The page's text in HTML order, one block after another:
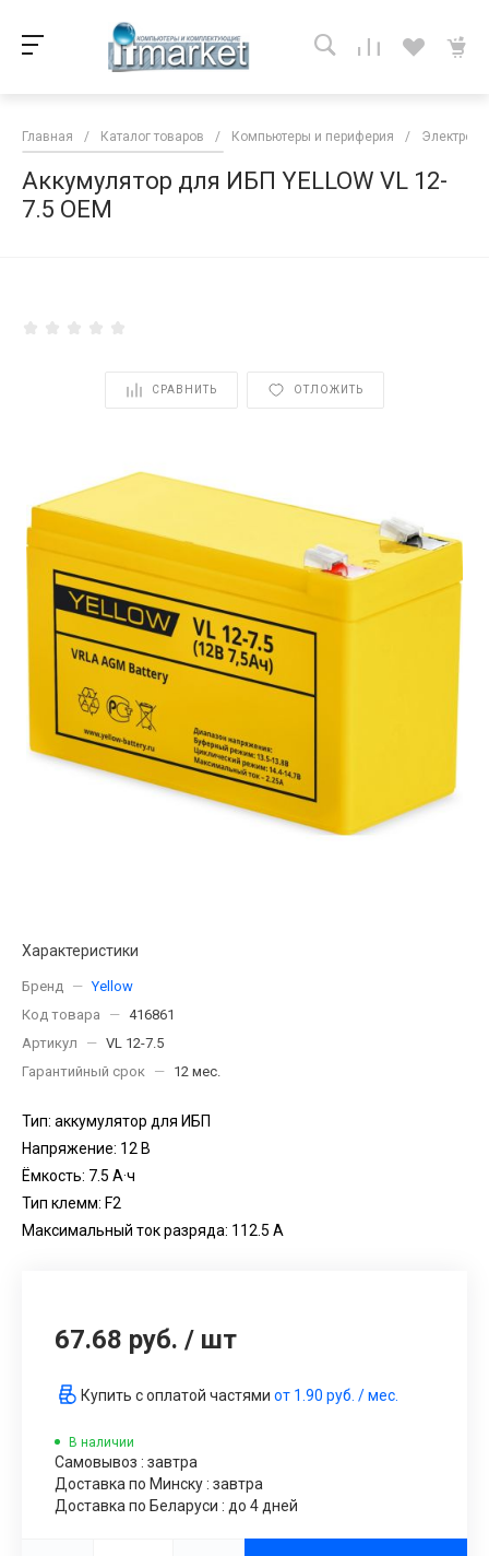
Главная / Каталог товаров / Компьютеры и периферия /
Аккумулятор для ИБП YELLOW VL 12-
7.5 ОЕМ
СРАВНИТЬ ОТЛОЖИТЬ
Характеристики
Бренд — Yellow
Код товара
— 416861
Артикул
— VL 12-7.5
Гарантийный срок
— 12 мес.
Тип: аккумулятор для ИБП
Напряжение: 12 В
Ёмкость: 7.5 А·ч
Тип клемм: F2
Максимальный ток разряда: 112.5 А
67.68 руб. / шт
Купить с оплатой частями от 1.90 руб. / мес.
В наличии
Самовывоз : завтра
Доставка по Минску : завтра
Доставка по Беларуси : до 4 дней